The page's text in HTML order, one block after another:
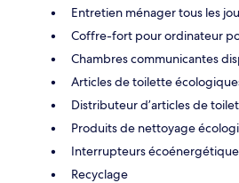
Entretien ménager tous les
Coffre-fort pour ordinateur
Chambres communicantes
Articles de toilette
Distributeur d’articles de
Produits de nettoyage
Interrupteurs
Recyclage